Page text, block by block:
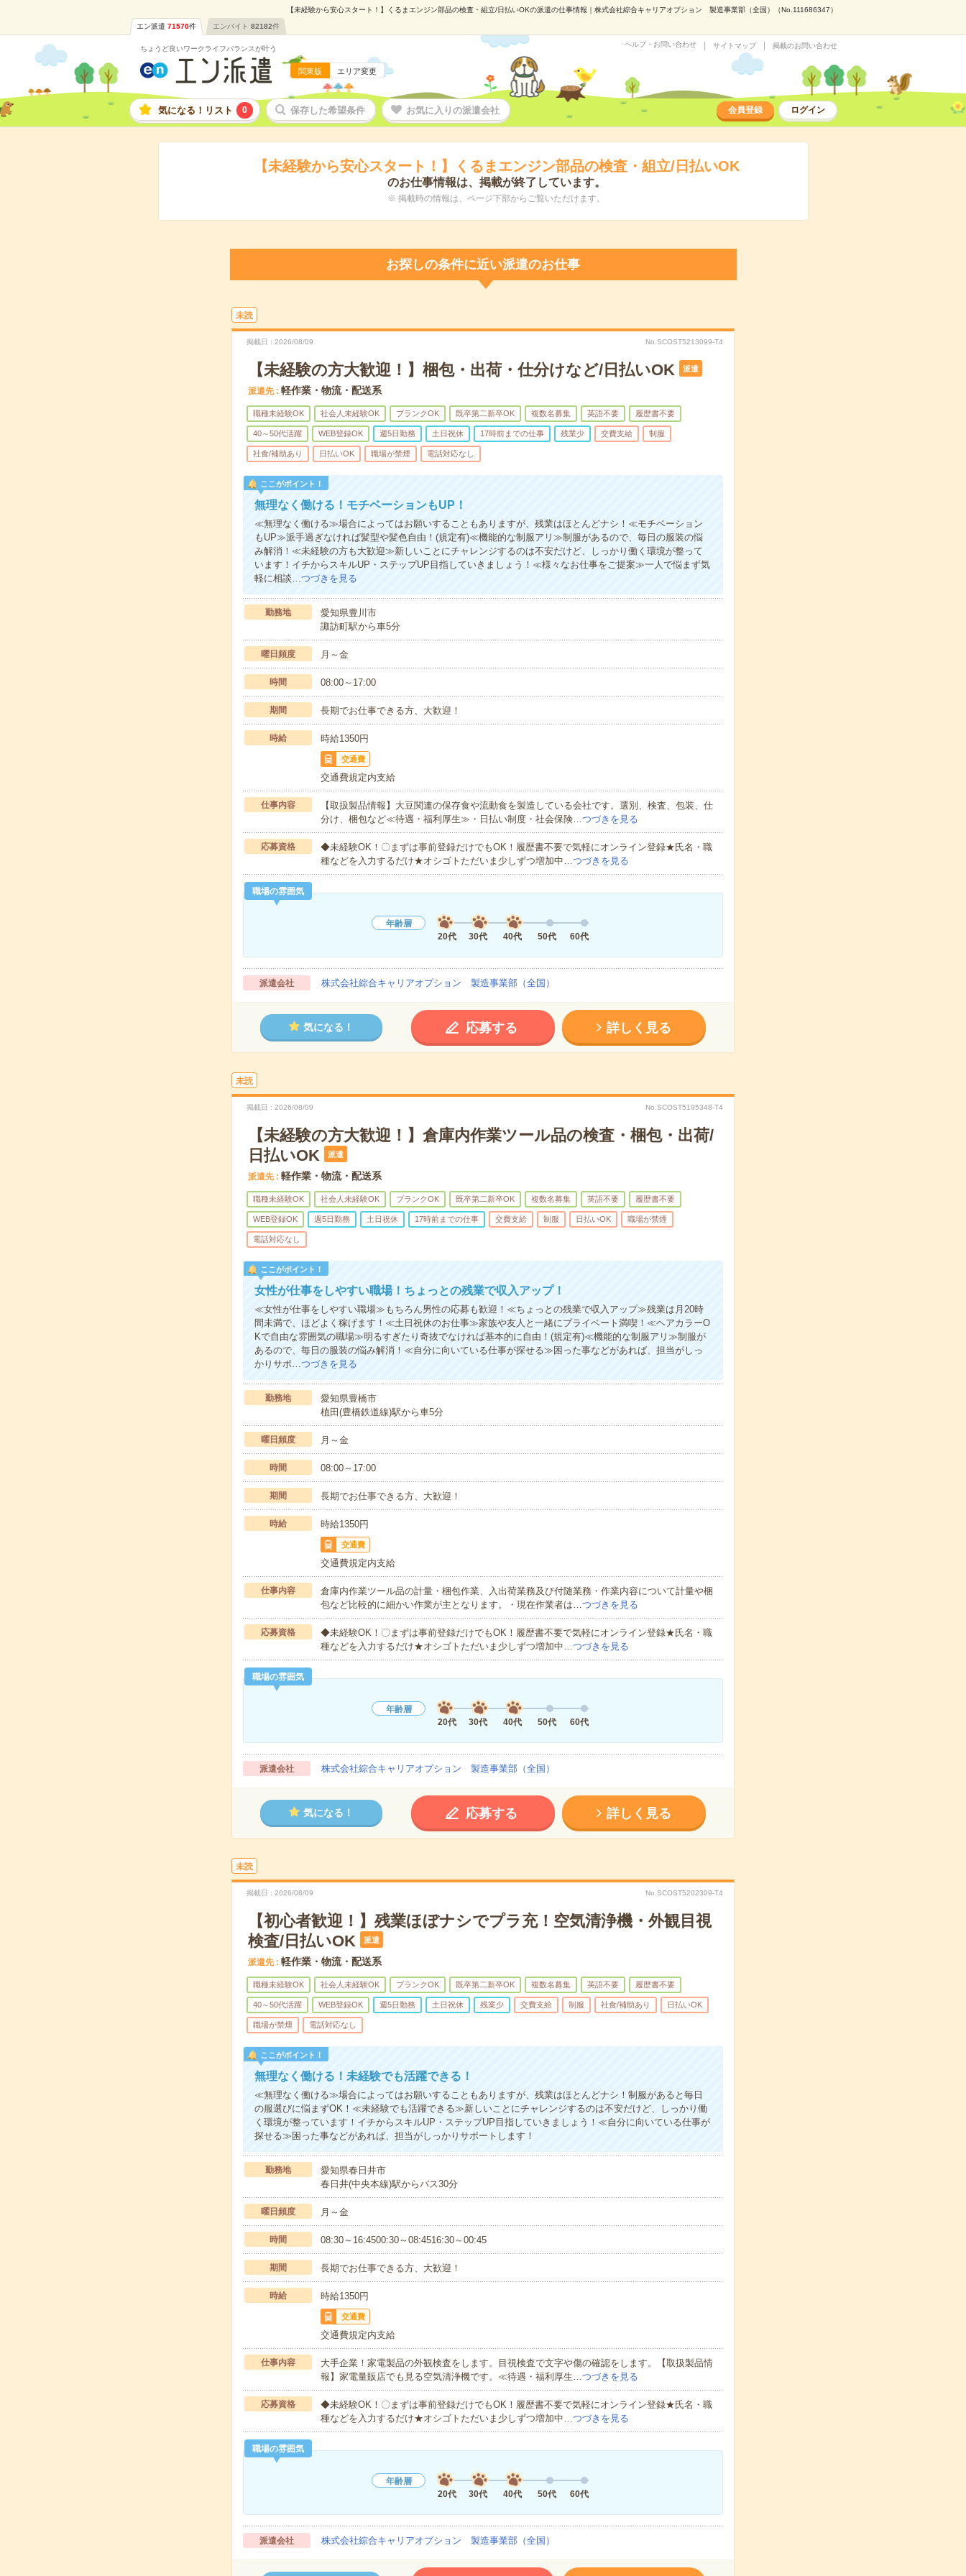
【未経験から安心スタート！】くるまエンジン部品の検査・組立/日払いOKの派遣の仕事情報｜株式会社綜合キャリアオプション 製造事業部（全国）（No.111686347）
エン派遣 71570件 エンバイト 82182件
ちょうど良いワークライフバランスが叶う
関東版 エリア変更
ヘルプ・お問い合わせ サイトマップ 掲載のお問い合わせ
気になる！リスト 0 保存した希望条件 お気に入りの派遣会社 会員登録 ログイン
【未経験から安心スタート！】くるまエンジン部品の検査・組立/日払いOK
のお仕事情報は、掲載が終了しています。
※ 掲載時の情報は、ページ下部からご覧いただけます。
お探しの条件に近い派遣のお仕事
未読
掲載日 2026/08/09 No.SCOST5213099-T4
【未経験の方大歓迎！】梱包・出荷・仕分けなど/日払いOK 派遣
派遣先 軽作業・物流・配送系
職種未経験OK 社会人未経験OK ブランクOK 既卒第二新卒OK 複数名募集 英語不要 履歴書不要
40～50代活躍 WEB登録OK 週5日勤務 土日祝休 17時前までの仕事 残業少 交費支給 制服
社食/補助あり 日払いOK 職場が禁煙 電話対応なし
ここがポイント！
無理なく働ける！モチベーションもUP！
≪無理なく働ける≫場合によってはお願いすることもありますが、残業はほとんどナシ！≪モチベーション
もUP≫派手過ぎなければ髪型や髪色自由！(規定有)≪機能的な制服アリ≫制服があるので、毎日の服装の悩
み解消！≪未経験の方も大歓迎≫新しいことにチャレンジするのは不安だけど、しっかり働く環境が整って
います！イチからスキルUP・ステップUP目指していきましょう！≪様々なお仕事をご提案≫一人で悩まず気
軽に相談…つづきを見る
勤務地
愛知県豊川市
諏訪町駅から車5分
曜日頻度 月～金
時間 08:00～17:00
期間 長期でお仕事できる方、大歓迎！
時給 時給1350円
交通費
交通費規定内支給
仕事内容
【取扱製品情報】大豆関連の保存食や流動食を製造している会社です。選別、検査、包装、仕
分け、梱包など≪待遇・福利厚生≫・日払い制度・社会保険…つづきを見る
応募資格
◆未経験OK！〇まずは事前登録だけでもOK！履歴書不要で気軽にオンライン登録★氏名・職
種などを入力するだけ★オシゴトただいま少しずつ増加中…つづきを見る
職場の雰囲気
年齢層
20代
30代 40代 50代 60代
派遣会社 株式会社綜合キャリアオプション 製造事業部（全国）
気になる！ 応募する 詳しく見る
未読
掲載日 2026/08/09 No.SCOST5195348-T4
【未経験の方大歓迎！】倉庫内作業ツール品の検査・梱包・出荷/
日払いOK
派遣
派遣先 軽作業・物流・配送系
職種未経験OK 社会人未経験OK ブランクOK 既卒第二新卒OK 複数名募集 英語不要 履歴書不要
WEB登録OK 週5日勤務 土日祝休 17時前までの仕事 交費支給 制服 日払いOK 職場が禁煙
電話対応なし
ここがポイント！
女性が仕事をしやすい職場！ちょっとの残業で収入アップ！
≪女性が仕事をしやすい職場≫もちろん男性の応募も歓迎！≪ちょっとの残業で収入アップ≫残業は月20時
間未満で、ほどよく稼げます！≪土日祝休のお仕事≫家族や友人と一緒にプライベート満喫！≪ヘアカラーO
Kで自由な雰囲気の職場≫明るすぎたり奇抜でなければ基本的に自由！(規定有)≪機能的な制服アリ≫制服が
あるので、毎日の服装の悩み解消！≪自分に向いている仕事が探せる≫困った事などがあれば、担当がしっ
かりサポ…つづきを見る
勤務地
愛知県豊橋市
植田(豊橋鉄道線)駅から車5分
曜日頻度 月～金
時間 08:00～17:00
期間 長期でお仕事できる方、大歓迎！
時給 時給1350円
交通費
交通費規定内支給
仕事内容
倉庫内作業ツール品の計量・梱包作業、入出荷業務及び付随業務・作業内容について計量や梱
包など比較的に細かい作業が主となります。・現在作業者は…つづきを見る
応募資格
◆未経験OK！〇まずは事前登録だけでもOK！履歴書不要で気軽にオンライン登録★氏名・職
種などを入力するだけ★オシゴトただいま少しずつ増加中…つづきを見る
職場の雰囲気
年齢層
20代
30代 40代 50代 60代
派遣会社 株式会社綜合キャリアオプション 製造事業部（全国）
気になる！ 応募する 詳しく見る
未読
掲載日 2026/08/09 No.SCOST5202309-T4
【初心者歓迎！】残業ほぼナシでプラ充！空気清浄機・外観目視
検査/日払いOK
派遣
派遣先 軽作業・物流・配送系
職種未経験OK 社会人未経験OK ブランクOK 既卒第二新卒OK 複数名募集 英語不要 履歴書不要
40～50代活躍 WEB登録OK 週5日勤務 土日祝休 残業少 交費支給 制服 社食/補助あり 日払いOK
職場が禁煙 電話対応なし
ここがポイント！
無理なく働ける！未経験でも活躍できる！
≪無理なく働ける≫場合によってはお願いすることもありますが、残業はほとんどナシ！制服があると毎日
の服選びに悩まずOK！≪未経験でも活躍できる≫新しいことにチャレンジするのは不安だけど、しっかり働
く環境が整っています！イチからスキルUP・ステップUP目指していきましょう！≪自分に向いている仕事が
探せる≫困った事などがあれば、担当がしっかりサポートします！
勤務地
愛知県春日井市
春日井(中央本線)駅からバス30分
曜日頻度 月～金
時間 08:30～16:4500:30～08:4516:30～00:45
期間 長期でお仕事できる方、大歓迎！
時給 時給1350円
交通費
交通費規定内支給
仕事内容
大手企業！家電製品の外観検査をします。目視検査で文字や傷の確認をします。【取扱製品情
報】家電量販店でも見る空気清浄機です。≪待遇・福利厚生…つづきを見る
応募資格
◆未経験OK！〇まずは事前登録だけでもOK！履歴書不要で気軽にオンライン登録★氏名・職
種などを入力するだけ★オシゴトただいま少しずつ増加中…つづきを見る
職場の雰囲気
年齢層
20代
30代 40代 50代 60代
派遣会社 株式会社綜合キャリアオプション 製造事業部（全国）